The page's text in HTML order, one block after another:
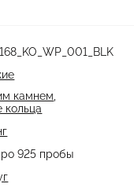
камнем
кольца
925 пробы